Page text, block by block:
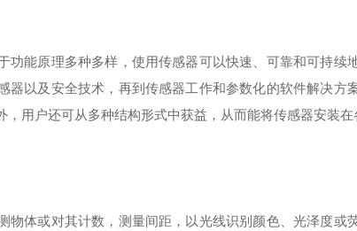
功能原理多种多样，使用传感器可以快速、可靠和可持续
器以及安全技术，再到传感器工作和参数化的软件解决方
用户还可从多种结构形式中获益，从而能将传感器安装在
物体或对其计数，测量间距，以光线识别颜色、光泽度或